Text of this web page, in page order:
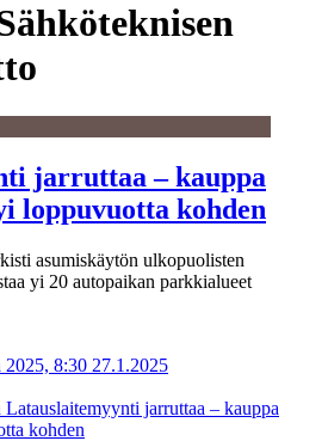
jarruttaa – kauppa
loppuvuotta kohden
asumiskäytön ulkopuolisten
yi 20 autopaikan parkkialueet
8:30 27.1.2025
jarruttaa – kauppa
kohden